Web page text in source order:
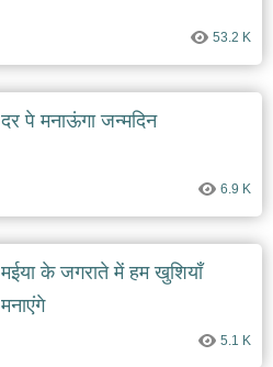
53.2 K
दर पे मनाऊंगा जन्मदिन
6.9 K
मईया के जगराते में हम खुशियाँ
मनाएंगे
5.1 K